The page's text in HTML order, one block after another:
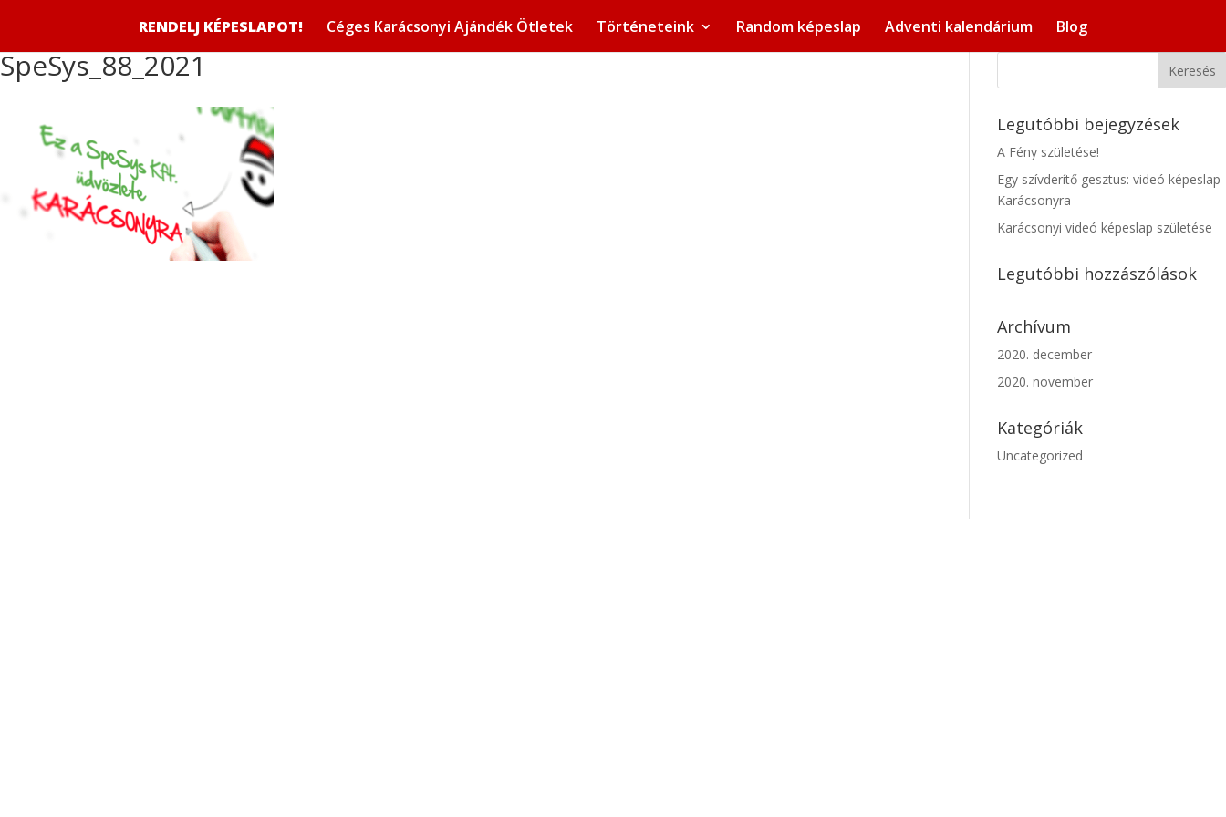
RENDELJ KÉPESLAPOT! Céges Karácsonyi Ajándék Ötletek Történeteink Random képeslap Adventi kalendárium Blog
SpeSys_88_2021
Legutóbbi bejegyzések
A Fény születése!
Egy szívderítő gesztus: videó képeslap
Karácsonyra
Karácsonyi videó képeslap születése
Legutóbbi hozzászólások
Archívum
2020. december
2020. november
Kategóriák
Uncategorized